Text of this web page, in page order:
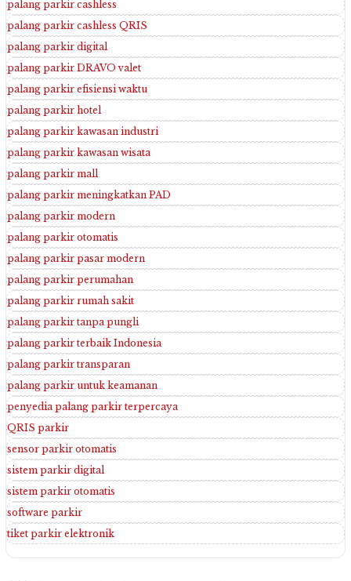
palang parkir cashless
palang parkir cashless QRIS
palang parkir digital
palang parkir DRAVO valet
palang parkir efisiensi waktu
palang parkir hotel
palang parkir kawasan industri
palang parkir kawasan wisata
palang parkir mall
palang parkir meningkatkan PAD
palang parkir modern
palang parkir otomatis
palang parkir pasar modern
palang parkir perumahan
palang parkir rumah sakit
palang parkir tanpa pungli
palang parkir terbaik Indonesia
palang parkir transparan
palang parkir untuk keamanan
penyedia palang parkir terpercaya
QRIS parkir
sensor parkir otomatis
sistem parkir digital
sistem parkir otomatis
software parkir
tiket parkir elektronik